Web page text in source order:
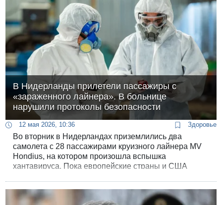
В Нидерланды прилетели пассажиры с
«зараженного лайнера». В больнице
нарушили протоколы безопасности
12 мая 2026, 10:36 Здоровье
Во вторник в Нидерландах приземлились два
самолета с 28 пассажирами круизного лайнера MV
Hondius, на котором произошла вспышка
хантавируса. Пока европейские страны и США
усиленный режим безопасности, столкнувшись с